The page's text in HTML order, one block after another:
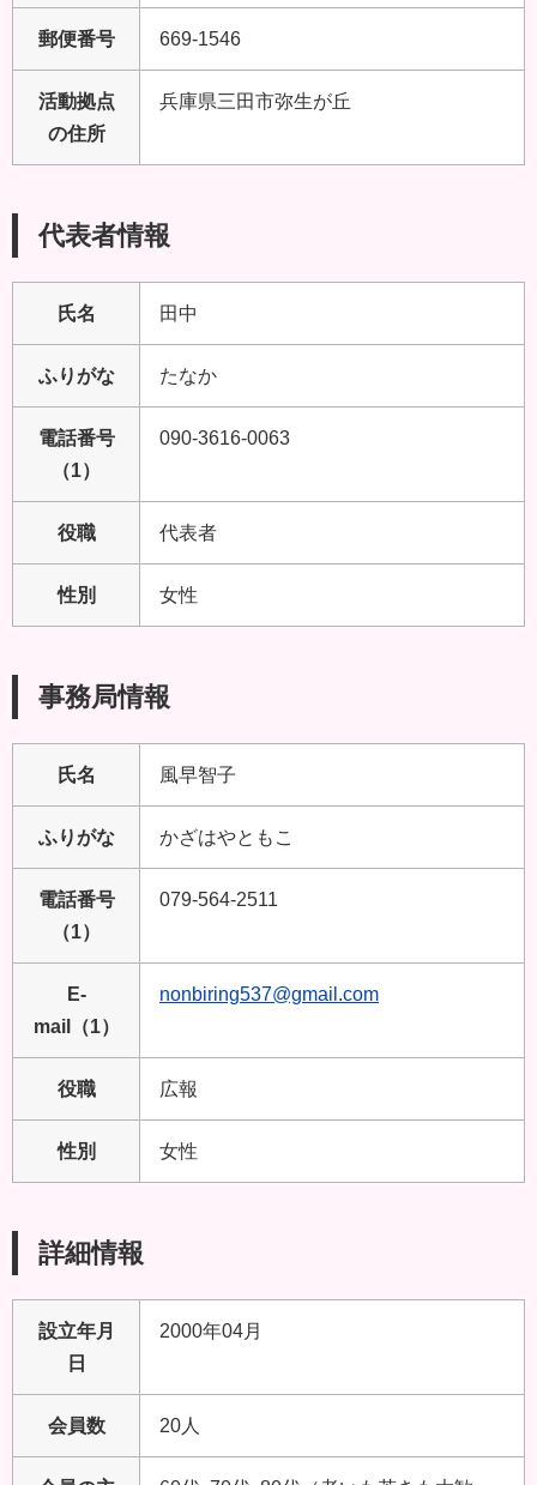
郵便番号 669-1546
活動拠点
の住所
兵庫県三田市弥生が丘
代表者情報
氏名 田中
ふりがな たなか
電話番号
（1）
090-3616-0063
役職 代表者
性別 女性
事務局情報
氏名 風早智子
ふりがな かざはやともこ
電話番号
（1）
079-564-2511
E-
mail（1）
nonbiring537@gmail.com
役職 広報
性別 女性
詳細情報
設立年月
日
2000年04月
会員数 20人